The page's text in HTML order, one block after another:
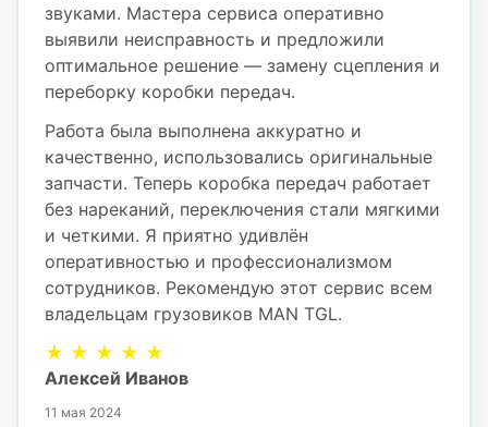
звуками. Мастера сервиса оперативно
выявили неисправность и предложили
оптимальное решение — замену сцепления и
переборку коробки передач.
Работа была выполнена аккуратно и
качественно, использовались оригинальные
запчасти. Теперь коробка передач работает
без нареканий, переключения стали мягкими
и четкими. Я приятно удивлён
оперативностью и профессионализмом
сотрудников. Рекомендую этот сервис всем
владельцам грузовиков MAN TGL.
★ ★ ★ ★ ★
Алексей Иванов
11 мая 2024